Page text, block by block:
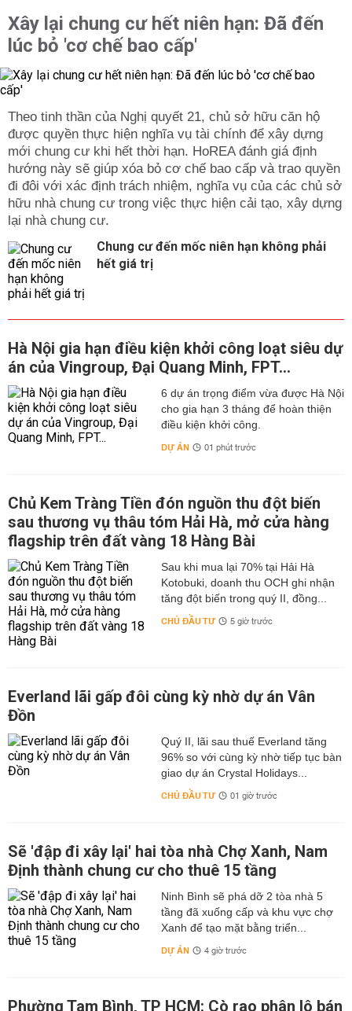
Xây lại chung cư hết niên hạn: Đã đến
lúc bỏ 'cơ chế bao cấp'
Theo tinh thần của Nghị quyết 21, chủ sở hữu căn hộ
được quyền thực hiện nghĩa vụ tài chính để xây dựng
mới chung cư khi hết thời hạn. HoREA đánh giá định
hướng này sẽ giúp xóa bỏ cơ chế bao cấp và trao quyền
đi đôi với xác định trách nhiệm, nghĩa vụ của các chủ sở
hữu nhà chung cư trong việc thực hiện cải tạo, xây dựng
lại nhà chung cư.
Chung cư đến mốc niên hạn không phải
hết giá trị
Hà Nội gia hạn điều kiện khởi công loạt siêu dự
án của Vingroup, Đại Quang Minh, FPT...
6 dự án trọng điểm vừa được Hà Nội
cho gia hạn 3 tháng để hoàn thiện
điều kiện khởi công.
DỰ ÁN 01 phút trước
Chủ Kem Tràng Tiền đón nguồn thu đột biến
sau thương vụ thâu tóm Hải Hà, mở cửa hàng
flagship trên đất vàng 18 Hàng Bài
Sau khi mua lại 70% tại Hải Hà
Kotobuki, doanh thu OCH ghi nhận
tăng đột biến trong quý II, đồng...
CHỦ ĐẦU TƯ 5 giờ trước
Everland lãi gấp đôi cùng kỳ nhờ dự án Vân
Đồn
Quý II, lãi sau thuế Everland tăng
96% so với cùng kỳ nhờ tiếp tục bàn
giao dự án Crystal Holidays...
CHỦ ĐẦU TƯ 01 giờ trước
Sẽ 'đập đi xây lại' hai tòa nhà Chợ Xanh, Nam
Định thành chung cư cho thuê 15 tầng
Ninh Bình sẽ phá dỡ 2 tòa nhà 5
tầng đã xuống cấp và khu vực chợ
Xanh để tạo mặt bằng triển...
DỰ ÁN 4 giờ trước
Phường Tam Bình, TP HCM: Cò rao phân lô bán